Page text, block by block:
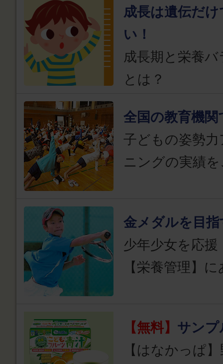
成長は遺伝だ
い！
成長期と栄養
とは？
全国の教育機関
子どもの姿勢
ニングの実績
金メダルを目指
少年少女を応
【栄養管理】
【無料】 サンプ
【はなかっぱ